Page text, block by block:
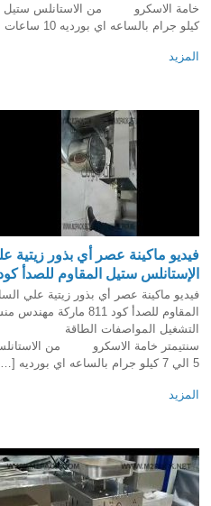
كيلو جرام بالساعه اي بورديه 10 ساعات […]
المزيد
فيديو ماكينة عصر أي بذور
الإستانلس ستيل المقاوم للصدأ كود 811 ماركة مهندس
فيديو ماكينة عصر أي بذور زيتية علي
المقاوم للصدأ كود
5 الي 7 كيلو جرام بالساعه اي بورديه […]
المزيد